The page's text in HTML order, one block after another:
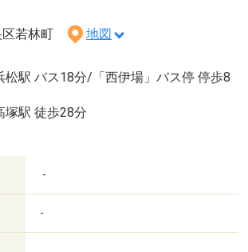
区若林町 地図
松駅 バス18分/「西伊場」バス停 停歩8
塚駅 徒歩28分
-
-